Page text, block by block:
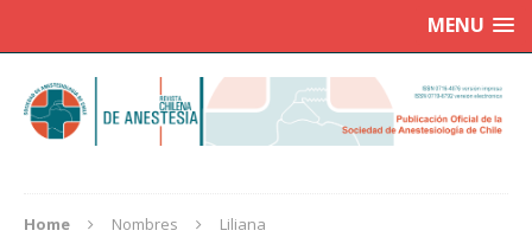
MENU
Home Nombres Liliana